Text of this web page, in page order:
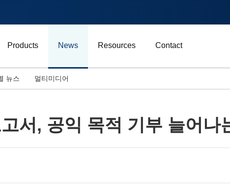
Products News Resources Contact
뉴스
에너
멀티미디어
서, 공익 목적 기부 늘어나